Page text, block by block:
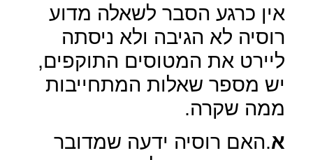
אין כרגע הסבר לשאלה מדוע
רוסיה לא הגיבה ולא ניסתה
ליירט את המטוסים התוקפים,
יש מספר שאלות המתחייבות
ממה שקרה.
א.האם רוסיה ידעה שמדובר